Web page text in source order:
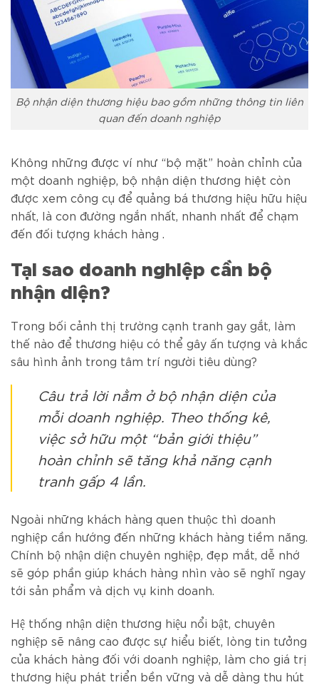
Bộ nhận diện thương hiệu bao gồm những thông tin liên
quan đến doanh nghiệp
Không những được ví như “bộ mặt” hoàn chỉnh của
một doanh nghiệp, bộ nhận diện thương hiệt còn
được xem công cụ để quảng bá thương hiệu hữu hiệu
nhất, là con đường ngắn nhất, nhanh nhất để chạm
đến đối tượng khách hàng .
Tại sao doanh nghiệp cần bộ
nhận diện?
Trong bối cảnh thị trường cạnh tranh gay gắt, làm
thế nào để thương hiệu có thể gây ấn tượng và khắc
sâu hình ảnh trong tâm trí người tiêu dùng?
Câu trả lời nằm ở bộ nhận diện của
mỗi doanh nghiệp. Theo thống kê,
việc sở hữu một “bản giới thiệu”
hoàn chỉnh sẽ tăng khả năng cạnh
tranh gấp 4 lần.
Ngoài những khách hàng quen thuộc thì doanh
nghiệp cần hướng đến những khách hàng tiềm năng.
Chính bộ nhận diện chuyên nghiệp, đẹp mắt, dễ nhớ
sẽ góp phần giúp khách hàng nhìn vào sẽ nghĩ ngay
tới sản phẩm và dịch vụ kinh doanh.
Hệ thống nhận diện thương hiệu nổi bật, chuyên
nghiệp sẽ nâng cao được sự hiểu biết, lòng tin tưởng
của khách hàng đối với doanh nghiệp, làm cho giá trị
thương hiệu phát triển bền vững và dễ dàng thu hút